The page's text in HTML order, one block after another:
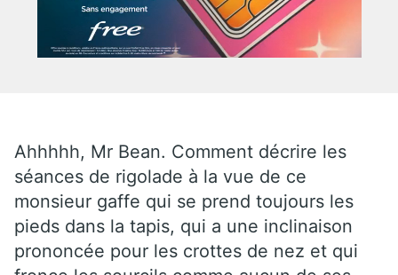
Ahhhhh, Mr Bean. Comment décrire les
séances de rigolade à la vue de ce
monsieur gaffe qui se prend toujours les
pieds dans la tapis, qui a une inclinaison
prononcée pour les crottes de nez et qui